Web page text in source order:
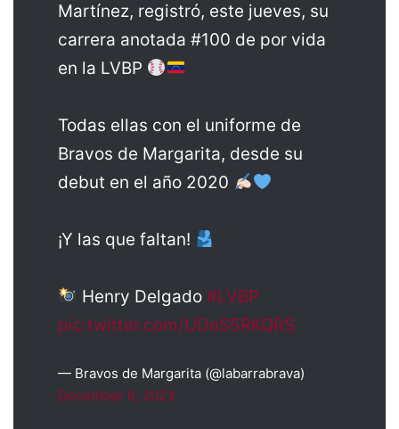
Martínez, registró, este jueves, su
carrera anotada #100 de por vida
en la LVBP
Todas ellas con el uniforme de
Bravos de Margarita, desde su
debut en el año 2020
¡Y las que faltan!
Henry Delgado #LVBP
pic.twitter.com/UDeS5RKQRS
— Bravos de Margarita (@labarrabrava)
December 8, 2023